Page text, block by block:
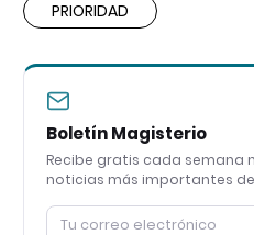
PRIORIDAD
Boletín Magisterio
Recibe gratis cada semana
noticias más importantes